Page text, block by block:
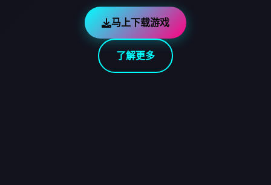
马上下载游戏
了解更多